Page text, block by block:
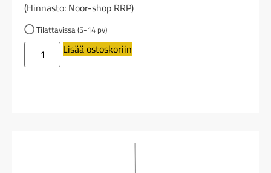
(Hinnasto: Noor-shop RRP)
Tilattavissa (5-14 pv)
Lisää ostoskoriin